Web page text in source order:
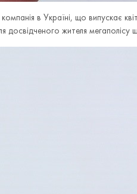
в Україні, що випускає
досвідченого жителя